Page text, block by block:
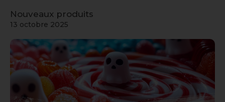
Nouveaux produits
13 octobre 2025